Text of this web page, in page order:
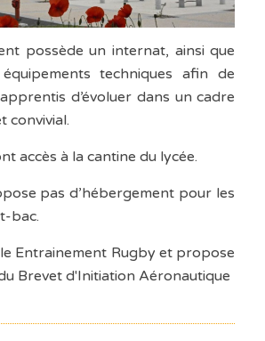
possède un internat, ainsi que
techniques afin de
d’évoluer dans un cadre
convivial.
accès à la cantine du lycée.
pas d’hébergement pour les
bac.
Entrainement Rugby et propose
Brevet d'Initiation Aéronautique